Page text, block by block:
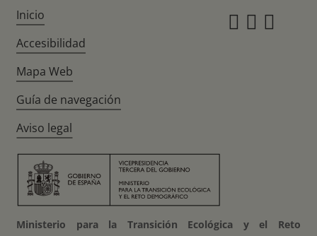
Inicio
Accesibilidad
Mapa Web
Guía de navegación
Aviso legal
Ministerio para la Transición Ecológica y el Reto